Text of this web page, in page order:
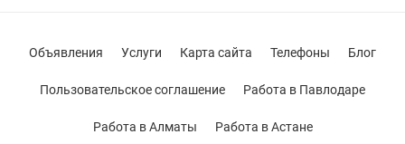
Объявления Услуги Карта сайта Телефоны Блог
Пользовательское соглашение Работа в Павлодаре
Работа в Алматы Работа в Астане